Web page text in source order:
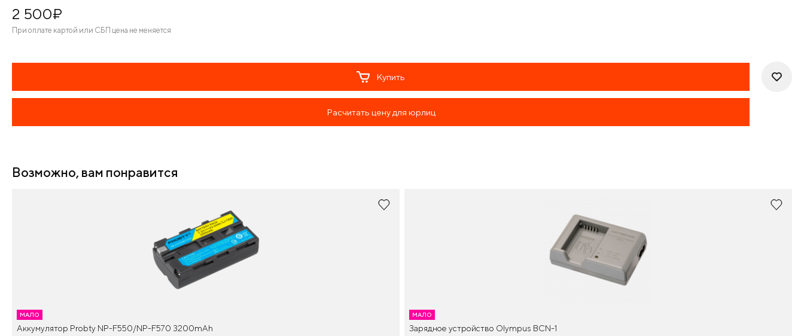
2 500¤
При оплате картой или СБП цена не меняется
Купить
Расчитать цену для юрлиц
Возможно, вам понравится
МАЛО
Аккумулятор Probty NP-F550/NP-F570 3200mAh
МАЛО
Зарядное устройство Olympus BCN-1